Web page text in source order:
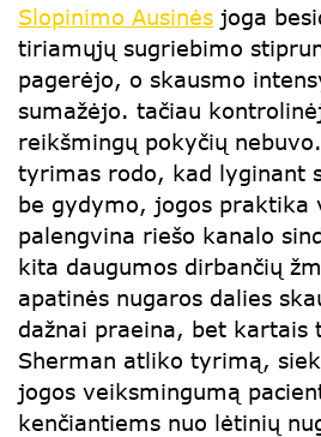
Slopinimo Ausinės joga
tiriamųjų sugriebimo
pagerėjo, o skausmo
sumažėjo. tačiau
reikšmingų pokyčių
tyrimas rodo, kad lyginant
be gydymo, jogos praktika
palengvina riešo kanalo
kita daugumos dirbančių
apatinės nugaros dalies
dažnai praeina, bet kartais
Sherman atliko tyrimą,
jogos veiksmingumą
kenčiantiems nuo lėtinių